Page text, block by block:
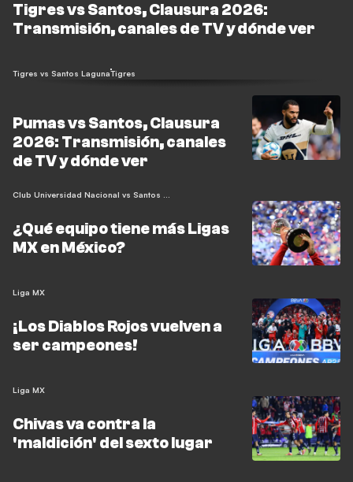
Tigres vs Santos, Clausura 2026:
Transmisión, canales de TV y dónde ver
Tigres vs Santos LagunaTigres
Pumas vs Santos, Clausura
2026: Transmisión, canales
de TV y dónde ver
¿Qué equipo tiene más Ligas
MX en México?
Liga MX
¡Los Diablos Rojos vuelven a
ser campeones!
Liga MX
Chivas va contra la
'maldición' del sexto lugar